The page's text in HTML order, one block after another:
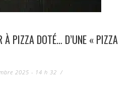
À PIZZA DOTÉ… D’UNE « PIZZA
2025 - 14 h 32 /